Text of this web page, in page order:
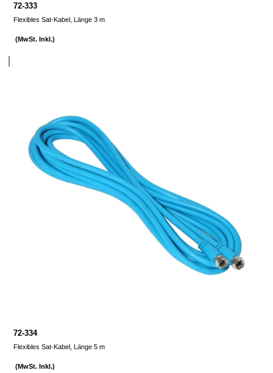
72-333
Flexibles Sat-Kabel, Länge 3 m
(MwSt. Inkl.)
72-334
Flexibles Sat-Kabel, Länge 5 m
(MwSt. Inkl.)